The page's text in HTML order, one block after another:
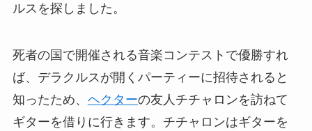
ルスを探しました。
死者の国で開催される音楽コンテストで優勝すれ
ば、デラクルスが開くパーティーに招待されると
知ったため、 ヘクターの友人チチャロンを訪ねて
ギターを借りに行きます。チチャロンはギターを